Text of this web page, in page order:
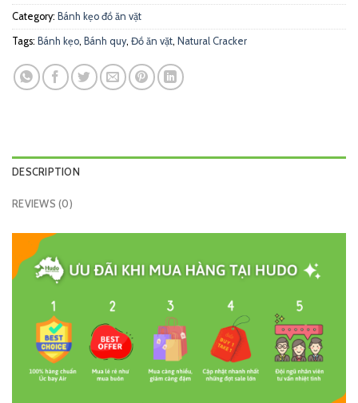
Category: Bánh kẹo đồ ăn vặt
Tags: Bánh kẹo, Bánh quy, Đồ ăn vặt, Natural Cracker
DESCRIPTION
REVIEWS (0)